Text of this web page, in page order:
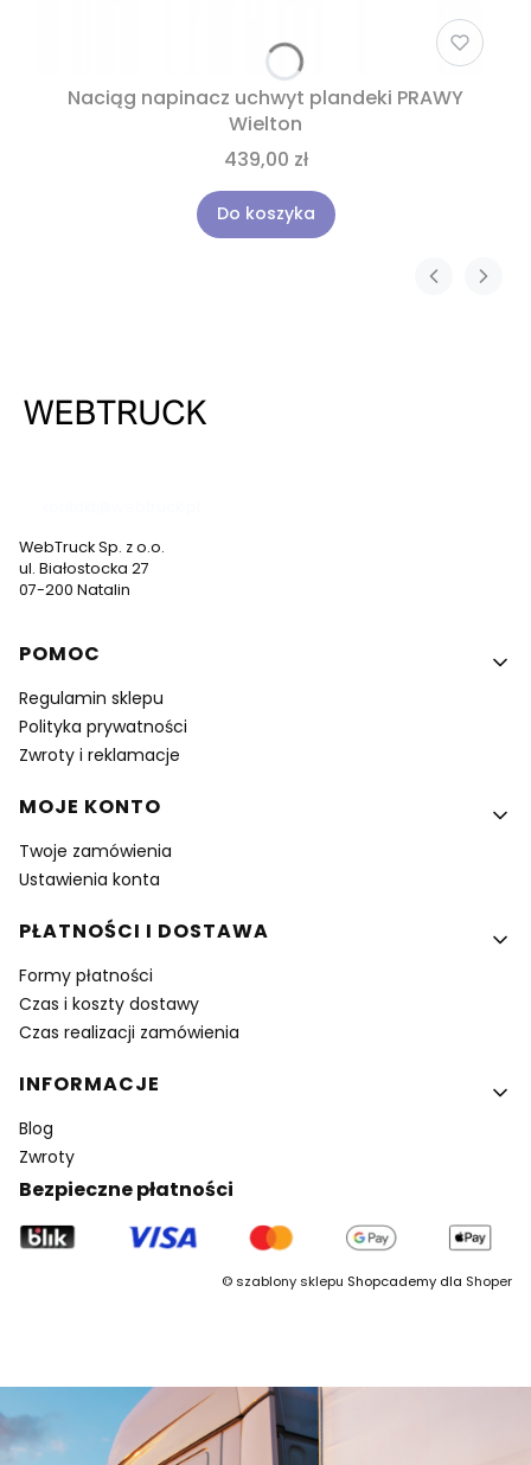
Naciąg napinacz uchwyt plandeki PRAWY
Wielton
439,00 zł
Do koszyka
WebTruck Sp. z o.o.
ul. Białostocka 27
07-200 Natalin
Linki w stopce
POMOC
Regulamin sklepu
Polityka prywatności
Zwroty i reklamacje
MOJE KONTO
Twoje zamówienia
Ustawienia konta
PŁATNOŚCI I DOSTAWA
Formy płatności
Czas i koszty dostawy
Czas realizacji zamówienia
INFORMACJE
Blog
Zwroty
Bezpieczne płatności
©szablony sklepu Shopcademy dla Shoper